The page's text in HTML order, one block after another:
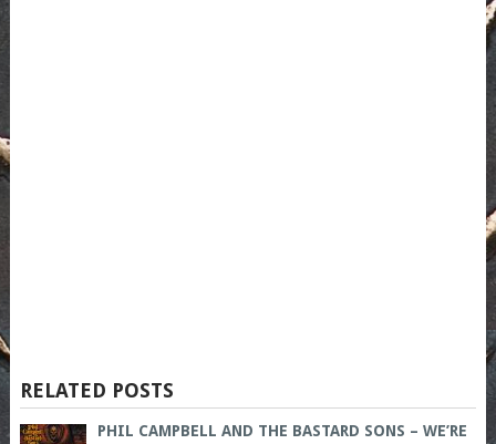
RELATED POSTS
PHIL CAMPBELL AND THE BASTARD SONS – WE’RE